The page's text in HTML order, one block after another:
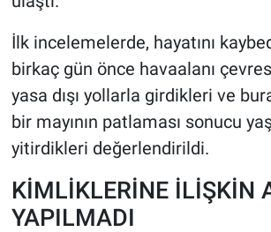
İlk incelemelerde, hayatını
birkaç gün önce havaalanı
yasa dışı yollarla girdikleri ve
bir mayının patlaması sonucu
yitirdikleri değerlendirildi.
KİMLİKLERİNE İLİŞKİN
YAPILMADI